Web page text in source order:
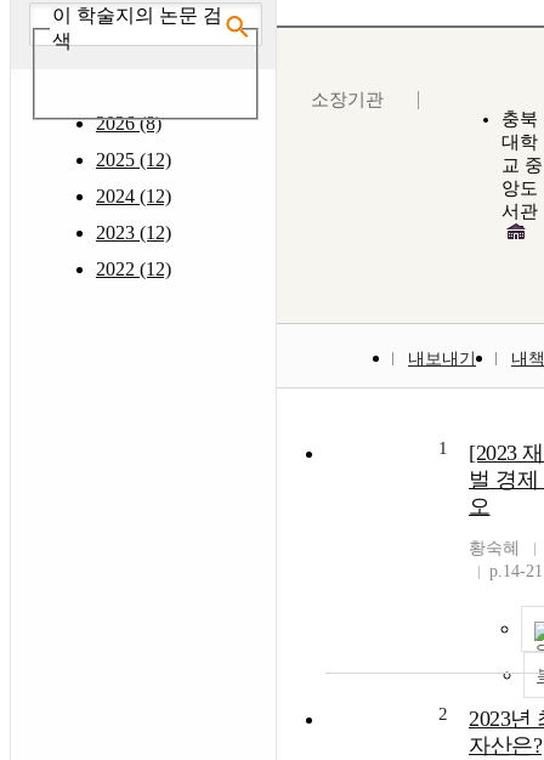
이 학술지의 논문 검
색
2026 (8)
2025 (12)
2024 (12)
2023 (12)
2022 (12)
소장기관
충북
대학
교 중
앙도
서관
내보내기 내
1
[2023
벌 경
오
황숙혜
p.14-21
2
2023년
자산은?